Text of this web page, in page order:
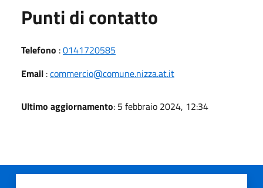
Punti di contatto
Telefono :0141720585
Email :commercio@comune.nizza.at.it
Ultimo aggiornamento: 5 febbraio 2024, 12:34